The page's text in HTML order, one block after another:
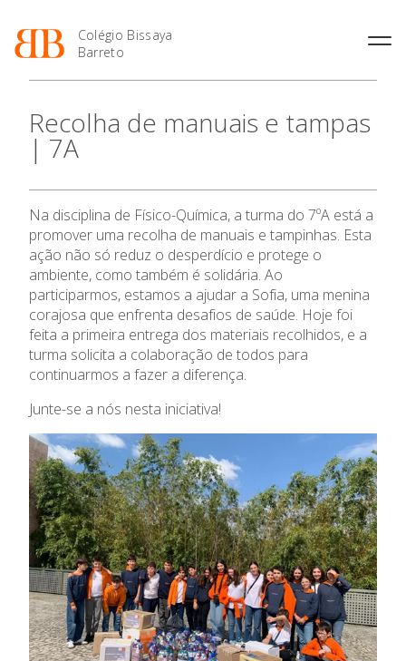
Colégio Bissaya
Barreto
O Colégio
Projeto Educativo
Organização
Colaboradores Não
Docentes
Instalações
Ofertas de emprego
Regulamentos
Jornal “O Coreto”
Privacidade
Oferta Formativa
Enriquecimento Curricular
Oferta Curricular
Sala de Estudo
Atividades de Interrupção
Letiva
Academia de Línguas
Ensino Profissional
Profissionais
Matrículas
Termalismo
Curso de Técnico/a de Apoio
à Família e à Comunidade
Ofertas de Emprego
Ano Letivo
2027
Calendários
de Educação
SIGE
Secretariado de Exames
Admissão
Informações
APEE
Recolha de manuais e tampas
| 7A
Na disciplina de Físico-Química, a turma do 7ºA está a
promover uma recolha de manuais e tampinhas. Esta
ação não só reduz o desperdício e protege o
ambiente, como também é solidária. Ao
participarmos, estamos a ajudar a Sofia, uma menina
corajosa que enfrenta desafios de saúde. Hoje foi
feita a primeira entrega dos materiais recolhidos, e a
turma solicita a colaboração de todos para
continuarmos a fazer a diferença.
Junte-se a nós nesta iniciativa!